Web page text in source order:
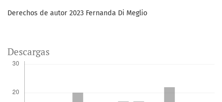
Derechos de autor 2023 Fernanda Di Meglio
Descargas